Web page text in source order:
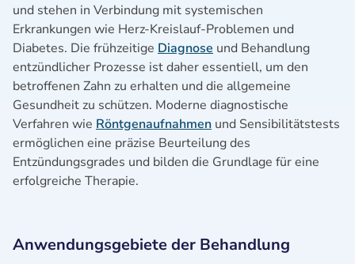
und stehen in Verbindung mit systemischen
Erkrankungen wie Herz-Kreislauf-Problemen und
Diabetes. Die frühzeitige Diagnose und Behandlung
entzündlicher Prozesse ist daher essentiell, um den
betroffenen Zahn zu erhalten und die allgemeine
Gesundheit zu schützen. Moderne diagnostische
Verfahren wie Röntgenaufnahmen und Sensibilitätstests
ermöglichen eine präzise Beurteilung des
Entzündungsgrades und bilden die Grundlage für eine
erfolgreiche Therapie.
Anwendungsgebiete der Behandlung